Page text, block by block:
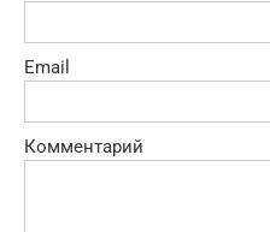
Email
Комментарий